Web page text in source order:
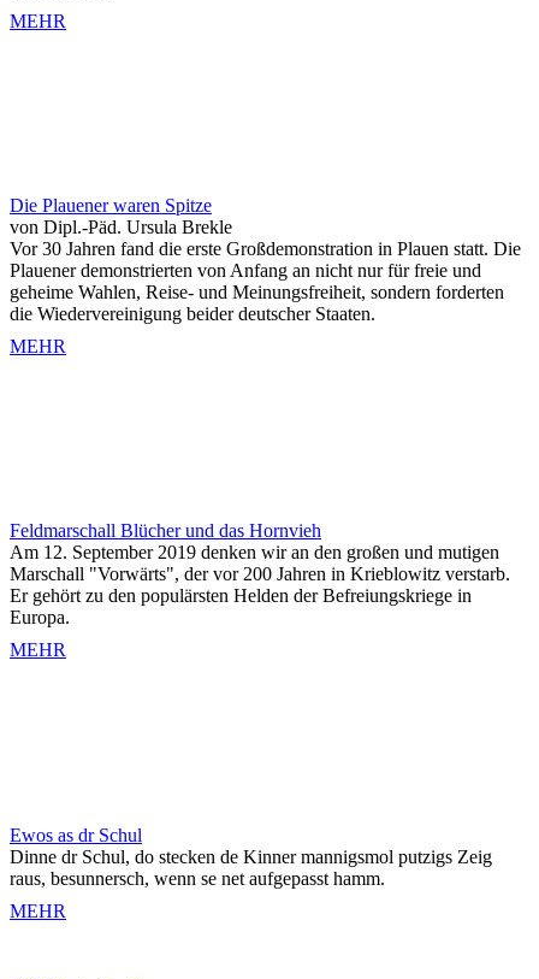
MEHR
Die Plauener waren Spitze
von Dipl.-Päd. Ursula Brekle
Vor 30 Jahren fand die erste Großdemonstration in Plauen statt. Die
Plauener demonstrierten von Anfang an nicht nur für freie und
geheime Wahlen, Reise- und Meinungsfreiheit, sondern forderten
die Wiedervereinigung beider deutscher Staaten.
MEHR
Feldmarschall Blücher und das Hornvieh
Am 12. September 2019 denken wir an den großen und mutigen
Marschall "Vorwärts", der vor 200 Jahren in Krieblowitz verstarb.
Er gehört zu den populärsten Helden der Befreiungskriege in
Europa.
MEHR
Ewos as dr Schul
Dinne dr Schul, do stecken de Kinner mannigsmol putzigs Zeig
raus, besunnersch, wenn se net aufgepasst hamm.
MEHR